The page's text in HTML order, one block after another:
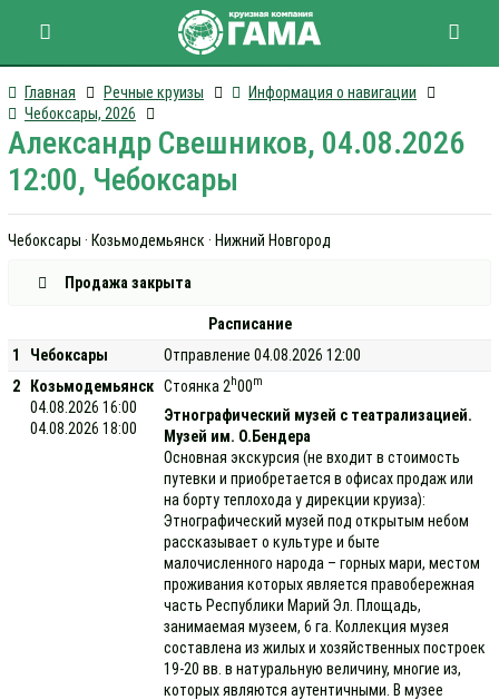
Главная Речные круизы
Информация о навигации
Чебоксары, 2026
Александр Свешников, 04.08.2026
12:00, Чебоксары
Чебоксары · Козьмодемьянск · Нижний Новгород
Продажа закрыта
Расписание
1
Чебоксары
Отправление 04.08.2026 12:00
2
Козьмодемьянск
04.08.2026 16:00
04.08.2026 18:00
Стоянка 2 h00m
Этнографический музей с театрализацией.
Музей им. О.Бендера
Основная экскурсия (не входит в стоимость
путевки и приобретается в офисах продаж или
на борту теплохода у дирекции круиза):
Этнографический музей под открытым небом
рассказывает о культуре и быте
малочисленного народа – горных мари, местом
проживания которых является правобережная
часть Республики Марий Эл. Площадь,
занимаемая музеем, 6 га. Коллекция музея
составлена из жилых и хозяйственных построек
19-20 вв. в натуральную величину, многие из,
которых являются аутентичными. В музее